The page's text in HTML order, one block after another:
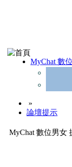
MyChat 數
»
論壇提示
MyChat 數位男女